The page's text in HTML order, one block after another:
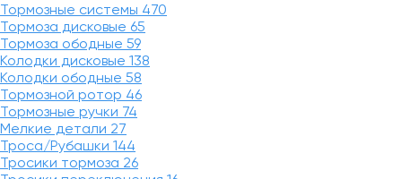
Тормозные системы 470
Тормоза дисковые 65
Тормоза ободные 59
Колодки дисковые 138
Колодки ободные 58
Тормозной ротор 46
Тормозные ручки 74
Мелкие детали 27
Троса/Рубашки 144
Тросики тормоза 26